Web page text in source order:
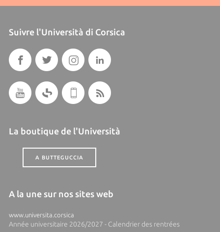
Suivre l'Università di Corsica
La boutique de l'Università
A BUTTEGUCCIA
A la une sur nos sites web
www.universita.corsica
Année universitaire 2026/2027 - Calendrier des rentrées